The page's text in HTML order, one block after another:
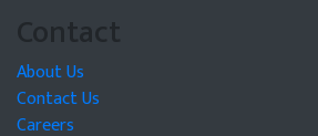
Contact
About Us
Contact Us
Careers